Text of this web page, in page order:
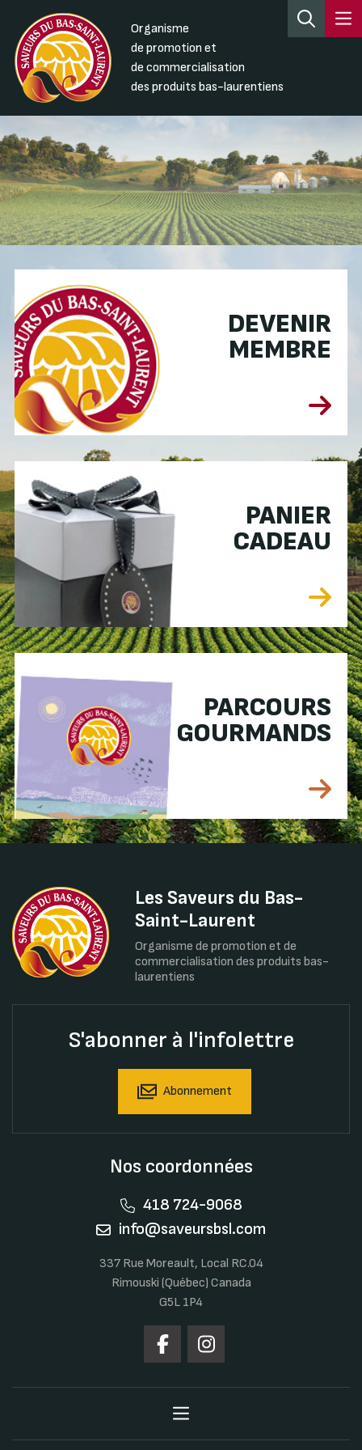
Organisme
de promotion et
de commercialisation
des produits bas-laurentiens
DEVENIR
MEMBRE
PANIER
CADEAU
PARCOURS
GOURMANDS
Les Saveurs du Bas-
Saint-Laurent
Organisme de promotion et de
commercialisation des produits bas-
laurentiens
S'abonner à l'infolettre
Abonnement
Nos coordonnées
418 724-9068
info@saveursbsl.com
337 Rue Moreault, Local RC.04
Rimouski (Québec) Canada
G5L 1P4